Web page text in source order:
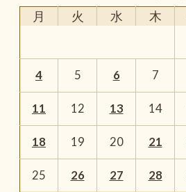
月 火 水 木
4 5 6 7
11 12 13 14
18 19 20 21
25 26 27 28